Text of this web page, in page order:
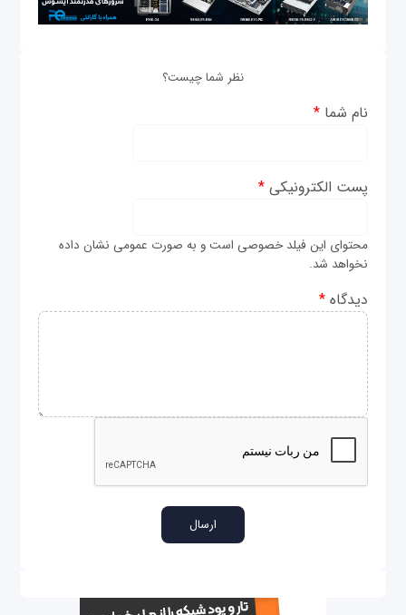
نظر شما چیست؟
نام شما*
پست الکترونیکی*
محتوای این فیلد خصوصی است و به صورت عمومی نشان داده
نخواهد شد.
دیدگاه*